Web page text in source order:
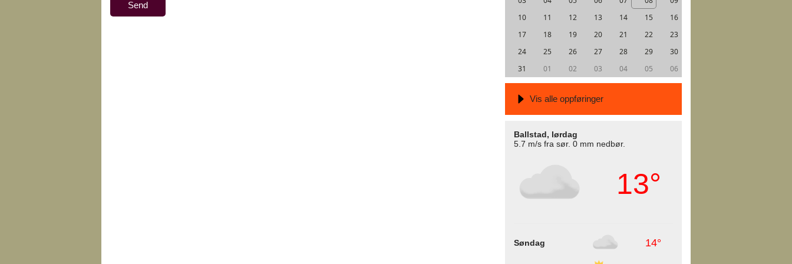
10
11 12 13 14 15
16
17
18 19 20 21 22
23
24
25 26 27 28 29
30
31
01 02 03 04 05 06
Vis alle oppføringer
Ballstad, lørdag
5.7 m/s fra sør. 0 mm nedbør.
13°
Søndag 14°